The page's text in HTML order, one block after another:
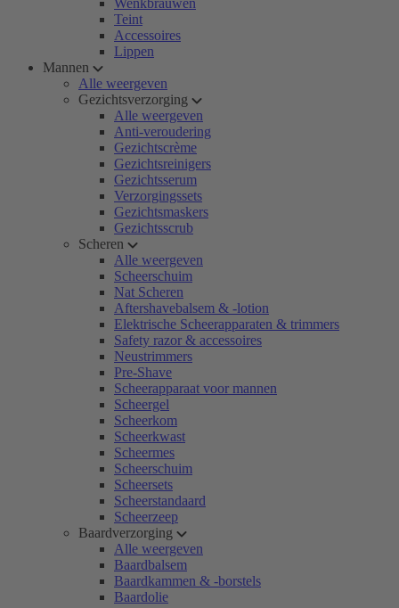
Wenkbrauwen
Teint
Accessoires
Lippen
Mannen
Alle weergeven
Gezichtsverzorging
Alle weergeven
Anti-veroudering
Gezichtscrème
Gezichtsreinigers
Gezichtsserum
Verzorgingssets
Gezichtsmaskers
Gezichtsscrub
Scheren
Alle weergeven
Scheerschuim
Nat Scheren
Aftershavebalsem & -lotion
Elektrische Scheerapparaten & trimmers
Safety razor & accessoires
Neustrimmers
Pre-Shave
Scheerapparaat voor mannen
Scheergel
Scheerkom
Scheerkwast
Scheermes
Scheerschuim
Scheersets
Scheerstandaard
Scheerzeep
Baardverzorging
Alle weergeven
Baardbalsem
Baardkammen & -borstels
Baardolie